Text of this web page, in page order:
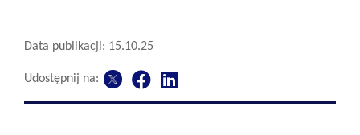
Data publikacji: 15.10.25
Udostępnij na: